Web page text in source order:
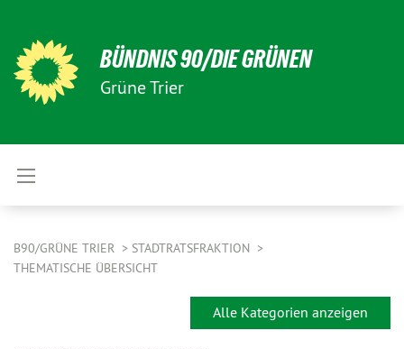
BÜNDNIS 90/DIE GRÜNEN
Grüne Trier
B90/GRÜNE TRIER
STADTRATSFRAKTION
THEMATISCHE ÜBERSICHT
Alle Kategorien anzeigen